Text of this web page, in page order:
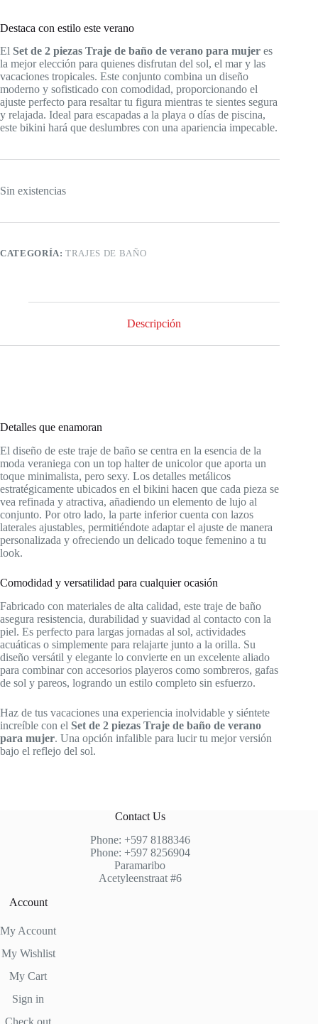
Destaca con estilo este verano
El Set de 2 piezas Traje de baño de verano para mujer es
la mejor elección para quienes disfrutan del sol, el mar y las
vacaciones tropicales. Este conjunto combina un diseño
moderno y sofisticado con comodidad, proporcionando el
ajuste perfecto para resaltar tu figura mientras te sientes segura
y relajada. Ideal para escapadas a la playa o días de piscina,
este bikini hará que deslumbres con una apariencia impecable.
Sin existencias
CATEGORÍA:TRAJES DE BAÑO
Descripción
Detalles que enamoran
El diseño de este traje de baño se centra en la esencia de la
moda veraniega con un top halter de unicolor que aporta un
toque minimalista, pero sexy. Los detalles metálicos
estratégicamente ubicados en el bikini hacen que cada pieza se
vea refinada y atractiva, añadiendo un elemento de lujo al
conjunto. Por otro lado, la parte inferior cuenta con lazos
laterales ajustables, permitiéndote adaptar el ajuste de manera
personalizada y ofreciendo un delicado toque femenino a tu
look.
Comodidad y versatilidad para cualquier ocasión
Fabricado con materiales de alta calidad, este traje de baño
asegura resistencia, durabilidad y suavidad al contacto con la
piel. Es perfecto para largas jornadas al sol, actividades
acuáticas o simplemente para relajarte junto a la orilla. Su
diseño versátil y elegante lo convierte en un excelente aliado
para combinar con accesorios playeros como sombreros, gafas
de sol y pareos, logrando un estilo completo sin esfuerzo.
Haz de tus vacaciones una experiencia inolvidable y siéntete
increíble con el Set de 2 piezas Traje de baño de verano
para mujer. Una opción infalible para lucir tu mejor versión
bajo el reflejo del sol.
Contact Us
Phone: +597 8188346
Phone: +597 8256904
Paramaribo
Acetyleenstraat #6
Account
My Account
My Wishlist
My Cart
Sign in
Check out